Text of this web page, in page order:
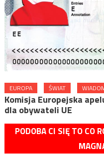
EUROPA ŚWIAT
Komisja Europejska
dla obywateli UE
PODOBA CI SIĘ TO CO